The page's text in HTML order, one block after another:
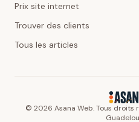
Prix site internet
Trouver des clients
Tous les articles
© 2026 Asana Web. Tous droits